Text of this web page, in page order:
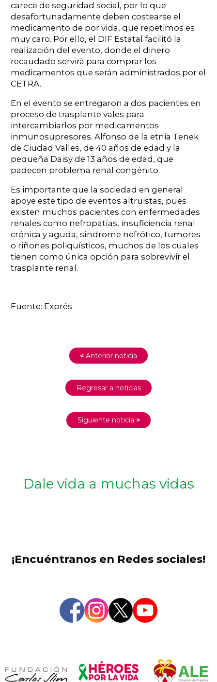
carece de seguridad social, por lo que
desafortunadamente deben costearse el
medicamento de por vida, que repetimos es
muy caro. Por ello, el DIF Estatal facilitó la
realización del evento, donde el dinero
recaudado servirá para comprar los
medicamentos que serán administrados por el
CETRA.
En el evento se entregaron a dos pacientes en
proceso de trasplante vales para
intercambiarlos por medicamentos
inmunosupresores. Alfonso de la etnia Tenek
de Ciudad Valles, de 40 años de edad y la
pequeña Daisy de 13 años de edad, que
padecen problema renal congénito.
Es importante que la sociedad en general
apoye este tipo de eventos altruistas, pues
existen muchos pacientes con enfermedades
renales como nefropatías, insuficiencia renal
crónica y aguda, síndrome nefrótico, tumores
o riñones poliquísticos, muchos de los cuales
tienen como única opción para sobrevivir el
trasplante renal.
Fuente: Exprés
< Anterior noticia
Regresar a noticias
Siguiente noticia >
Dale vida a muchas vidas
¡Encuéntranos en Redes sociales!